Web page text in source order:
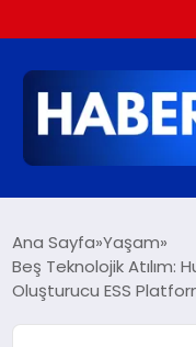
SIYASET
Ana Sayfa Yaşam
Beş Teknolojik Atılım:
Oluşturucu ESS